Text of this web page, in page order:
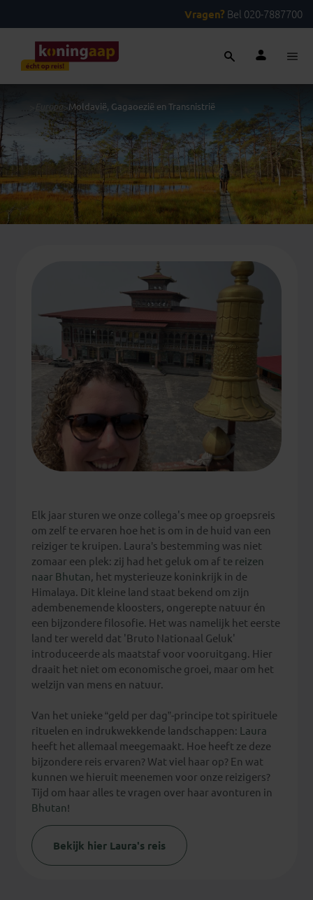
Vragen? Bel 020-7887700
Europa >Moldavië, Gagaoezië en Transnistrië
Elk jaar sturen we onze collega's mee op groepsreis
om zelf te ervaren hoe het is om in de huid van een
reiziger te kruipen. Laura’s bestemming was niet
zomaar een plek: zij had het geluk om af te reizen
naar Bhutan, het mysterieuze koninkrijk in de
Himalaya. Dit kleine land staat bekend om zijn
adembenemende kloosters, ongerepte natuur én
een bijzondere filosofie. Het was namelijk het eerste
land ter wereld dat 'Bruto Nationaal Geluk'
introduceerde als maatstaf voor vooruitgang. Hier
draait het niet om economische groei, maar om het
welzijn van mens en natuur.
Van het unieke “geld per dag”-principe tot spirituele
rituelen en indrukwekkende landschappen: Laura
heeft het allemaal meegemaakt. Hoe heeft ze deze
bijzondere reis ervaren? Wat viel haar op? En wat
kunnen we hieruit meenemen voor onze reizigers?
Tijd om haar alles te vragen over haar avonturen in
Bhutan!
Bekijk hier Laura's reis